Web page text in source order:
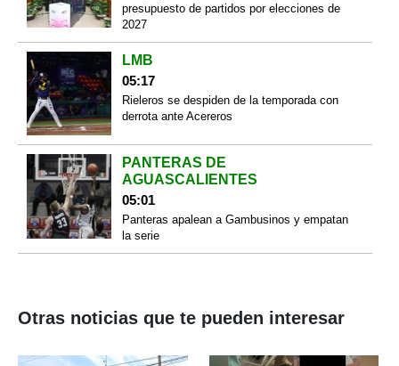
presupuesto de partidos por elecciones de
2027
LMB
05:17
Rieleros se despiden de la temporada con
derrota ante Acereros
PANTERAS DE
AGUASCALIENTES
05:01
Panteras apalean a Gambusinos y empatan
la serie
Otras noticias que te pueden interesar